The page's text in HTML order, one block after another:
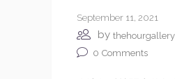
September 11, 2021
by thehourgallery
0 Comments